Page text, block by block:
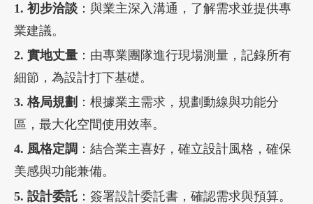
1. 初步洽談 ：與業主深入溝通，了解需求並提供專
業建議。
2. 實地丈量 ：由專業團隊進行現場測量，記錄所有
細節，為設計打下基礎。
3. 格局規劃 ：根據業主需求，規劃動線與功能分
區，最大化空間使用效率。
4. 風格定調 ：結合業主喜好，確立設計風格，確保
美感與功能兼備。
5. 設計委託 ：簽署設計委託書，確認需求與預算。